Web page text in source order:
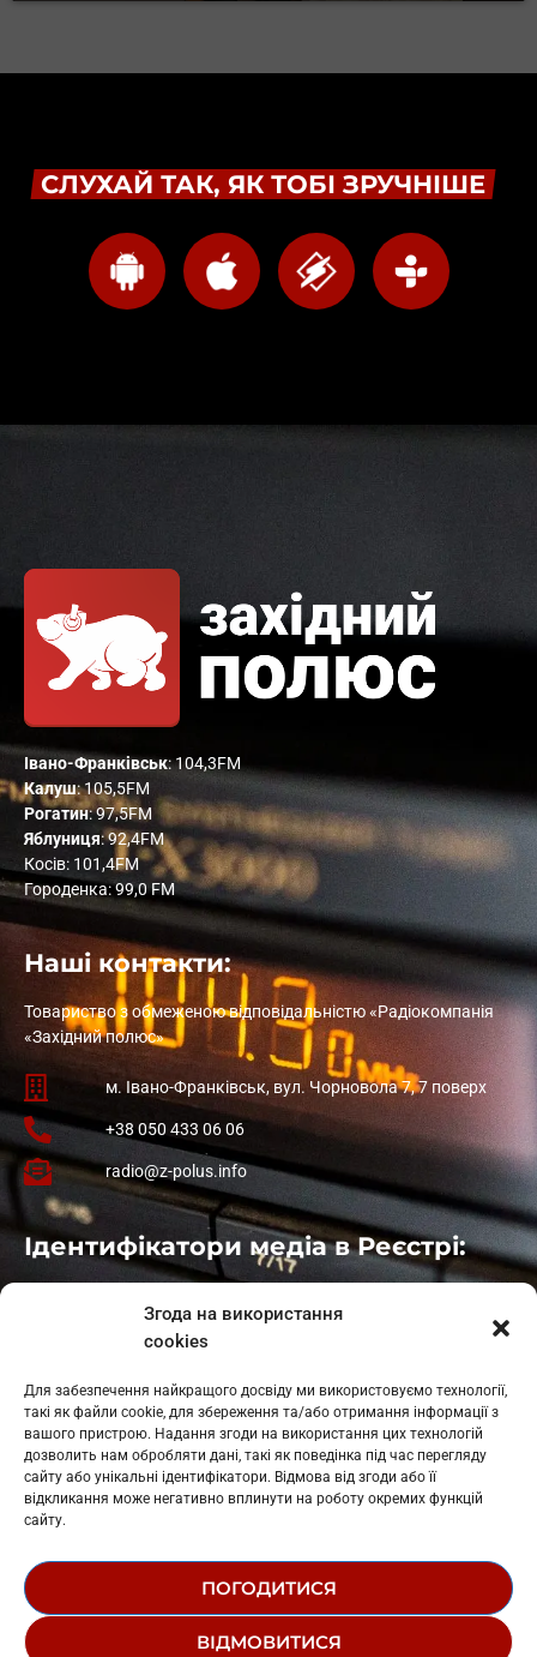
Згода на використання
cookies
Для забезпечення найкращого досвіду ми використовуємо технології,
такі як файли cookie, для збереження та/або отримання інформації з
вашого пристрою. Надання згоди на використання цих технологій
дозволить нам обробляти дані, такі як поведінка під час перегляду
сайту або унікальні ідентифікатори. Відмова від згоди або її
відкликання може негативно вплинути на роботу окремих функцій
сайту.
ПОГОДИТИСЯ
ВІДМОВИТИСЯ
СЛУХАЙ ТАК, ЯК ТОБІ ЗРУЧНІШЕ
Івано-Франківськ: 104,3FM
Калуш: 105,5FM
Рогатин: 97,5FM
Яблуниця: 92,4FM
Косів: 101,4FM
Городенка: 99,0 FM
Наші контакти:
Товариство з обмеженою відповідальністю «Радіокомпанія
«Західний полюс»
м. Івано-Франківськ, вул. Чорновола 7, 7 поверх
+38 050 433 06 06
radio@z-polus.info
Ідентифікатори медіа в Реєстрі:
: L11-01410
: L11-01801
Косів: L11-01805
Гарасимів: L11-02274
© 1995-2026 РК «ЗАХІДНИЙ ПОЛЮС»